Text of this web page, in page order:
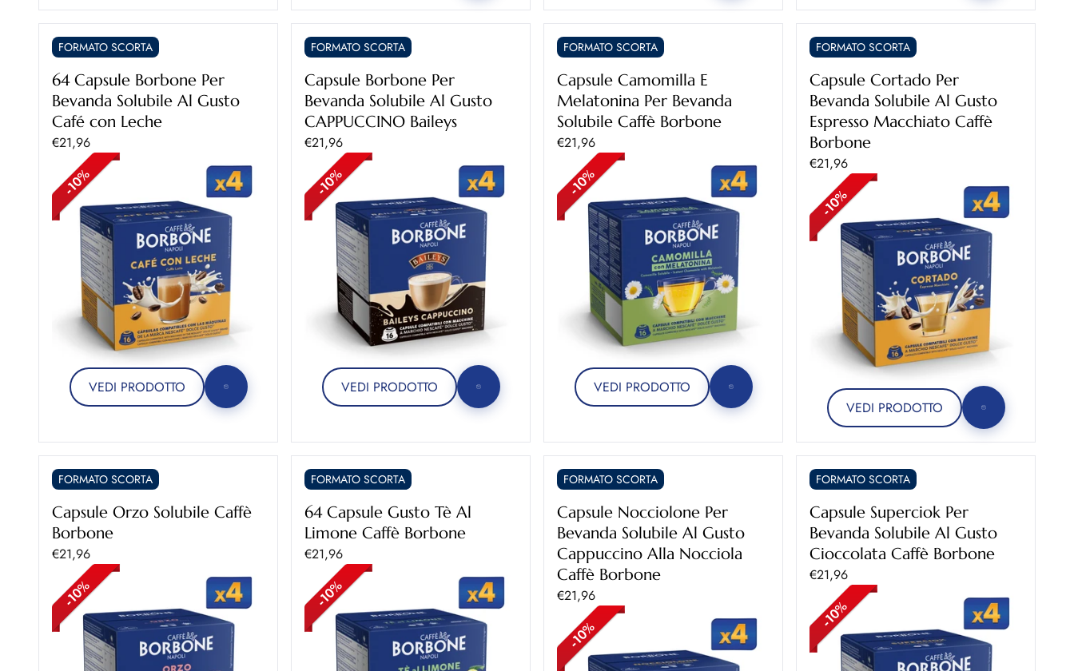
FORMATO SCORTA
64 Capsule Borbone Per
Bevanda Solubile Al Gusto
Café con Leche
Prezzo scontato
€21,96
VEDI PRODOTTO
FORMATO SCORTA
Capsule Borbone Per
Bevanda Solubile Al Gusto
CAPPUCCINO Baileys
Prezzo scontato
€21,96
VEDI PRODOTTO
FORMATO SCORTA
Capsule Camomilla E
Melatonina Per Bevanda
Solubile Caffè Borbone
Prezzo scontato
€21,96
VEDI PRODOTTO
FORMATO SCORTA
Capsule Cortado Per
Bevanda Solubile Al Gusto
Espresso Macchiato Caffè
Borbone
Prezzo scontato
€21,96
VEDI PRODOTTO
FORMATO SCORTA
Capsule Orzo Solubile Caffè
Borbone
Prezzo scontato
€21,96
FORMATO SCORTA
64 Capsule Gusto Tè Al
Limone Caffè Borbone
Prezzo scontato
€21,96
FORMATO SCORTA
Capsule Nocciolone Per
Bevanda Solubile Al Gusto
Cappuccino Alla Nocciola
Caffè Borbone
Prezzo scontato
€21,96
FORMATO SCORTA
Capsule Superciok Per
Bevanda Solubile Al Gusto
Cioccolata Caffè Borbone
Prezzo scontato
€21,96